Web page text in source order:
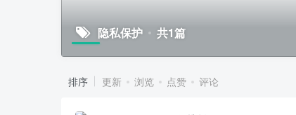
隐私保护 共1篇
排序 更新 浏览 点赞 评论